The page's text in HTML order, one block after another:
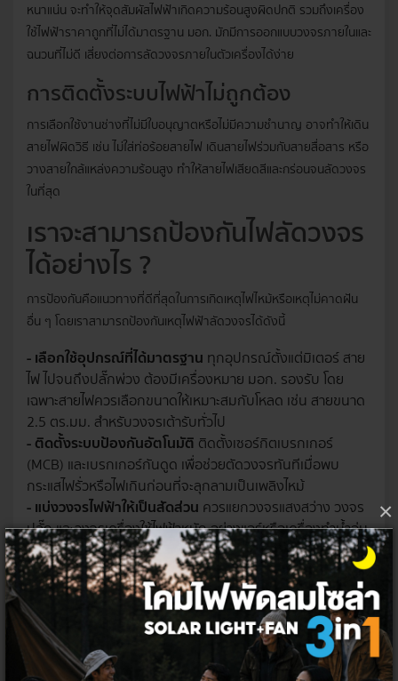
×
หนาแน่น จะทำให้จุดสัมผัสไฟฟ้าเกิดความร้อนสูงผิดปกติ รวมถึงเครื่อง
ใช้ไฟฟ้าราคาถูกที่ไม่ได้มาตรฐาน มอก. มักมีการออกแบบวงจรภายในและ
ฉนวนที่ไม่ดี เสี่ยงต่อการลัดวงจรภายในตัวเครื่องได้ง่าย
การติดตั้งระบบไฟฟ้าไม่ถูกต้อง
การเลือกใช้งานช่างที่ไม่มีใบอนุญาตหรือไม่มีความชำนาญ อาจทำให้เดิน
สายไฟผิดวิธี เช่น ไม่ใส่ท่อร้อยสายไฟ เดินสายไฟร่วมกับสายสื่อสาร หรือ
วางสายใกล้แหล่งความร้อนสูง ทำให้สายไฟเสียดสีและกร่อนจนลัดวงจร
ในที่สุด
เราจะสามารถป้องกันไฟลัดวงจร
ได้อย่างไร ?
การป้องกันคือแนวทางที่ดีที่สุดในการเกิดเหตุไฟไหม้หรือเหตุไม่คาดฝัน
อื่น ๆ โดยเราสามารถป้องกันเหตุไฟฟ้าลัดวงจรได้ดังนี้
- เลือกใช้อุปกรณ์ที่ได้มาตรฐาน ทุกอุปกรณ์ตั้งแต่มิเตอร์ สาย
ไฟ ไปจนถึงปลั๊กพ่วง ต้องมีเครื่องหมาย มอก. รองรับ โดย
เฉพาะสายไฟควรเลือกขนาดให้เหมาะสมกับโหลด เช่น สายขนาด
2.5 ตร.มม. สำหรับวงจรเต้ารับทั่วไป
- ติดตั้งระบบป้องกันอัตโนมัติ ติดตั้งเซอร์กิตเบรกเกอร์
(MCB) และเบรกเกอร์กันดูด เพื่อช่วยตัดวงจรทันทีเมื่อพบ
กระแสไฟรั่วหรือไฟเกินก่อนที่จะลุกลามเป็นเพลิงไหม้
- แบ่งวงจรไฟฟ้าให้เป็นสัดส่วน ควรแยกวงจรแสงสว่าง วงจร
ปลั๊ก และวงจรเครื่องใช้ไฟฟ้าหนัก อย่างแอร์หรือเครื่องทำน้ำอุ่น
ออกจากกัน เพื่อจำกัดความเสียหายหากเกิดปัญหาที่จุดใดจุด
หนึ่ง
- ตรวจสอบสภาพระบบไฟสม่ำเสมอควรให้ช่างไฟฟ้าตรวจ
สอบสภาพระบบไฟทุก 3-5 ปี หรือสังเกตสัญญาณเตือนเอง
เช่น มีกลิ่นไหม้ มีเสียงปะทุจากปลั๊ก หรือเบรกเกอร์ตัดการ
ทำงานบ่อยผิดปกติ